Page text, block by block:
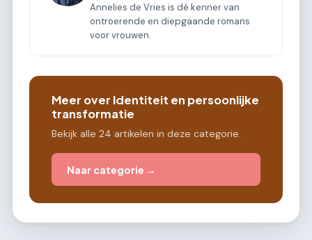
Annelies de Vries is dé kenner van
ontroerende en diepgaande romans
voor vrouwen.
Meer over Identiteit en persoonlijke
transformatie
Bekijk alle 24 artikelen in deze categorie.
Naar categorie →